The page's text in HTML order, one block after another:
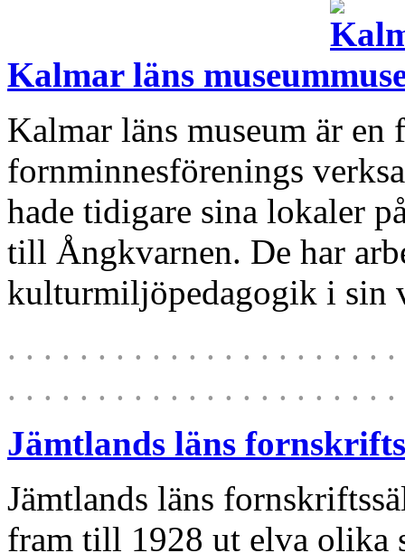
Kalmar läns museum
Kalmar läns museum är
fornminnesförenings
hade tidigare sina lokaler
till Ångkvarnen. De har
kulturmiljöpedagogik i sin
. . . . . . . . . . . . . . . . . . . . .
. . . . . . . . . . . . . . . . . . . . . .
Jämtlands läns
Jämtlands läns
fram till 1928 ut elva olika